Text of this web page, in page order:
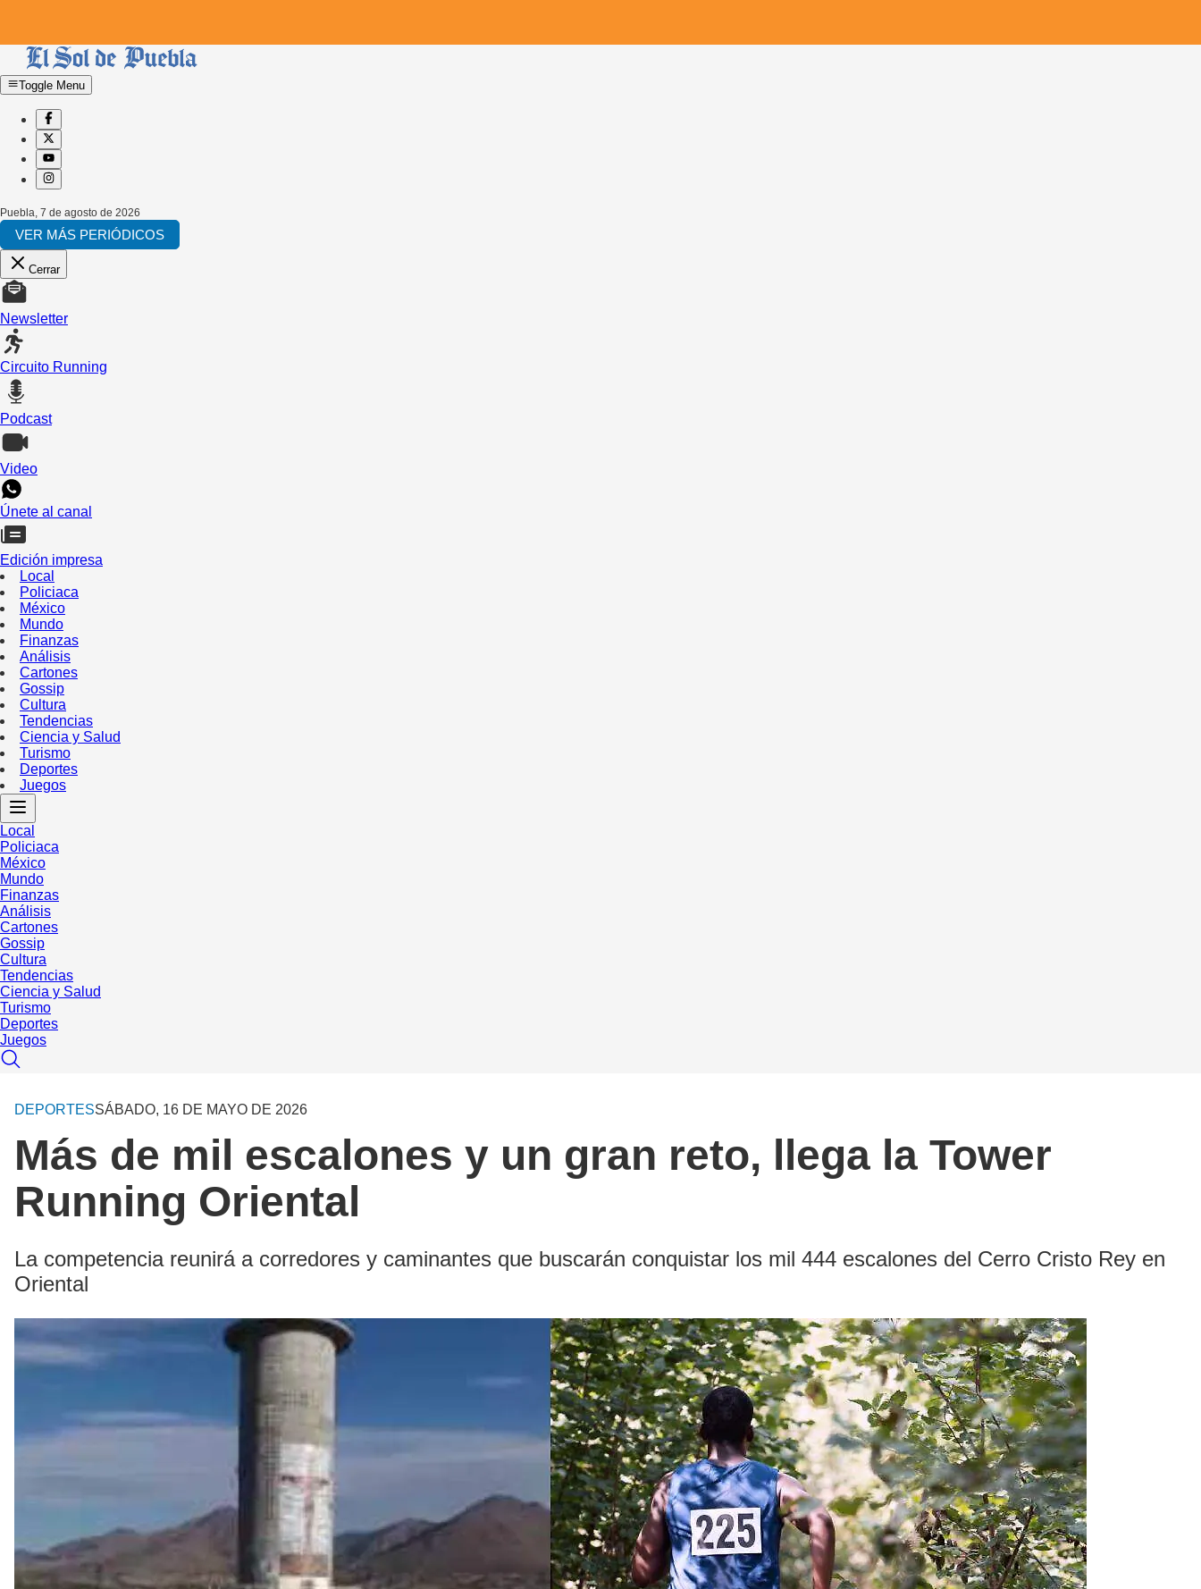
Toggle Menu
Puebla 7 de agosto de 2026
VER MÁS PERIÓDICOS
Cerrar
Newsletter
Circuito Running
Podcast
Video
Únete al canal
Edición impresa
Local
Policiaca
México
Mundo
Finanzas
Análisis
Cartones
Gossip
Cultura
Tendencias
Ciencia y Salud
Turismo
Deportes
Juegos
Local
Policiaca
México
Mundo
Finanzas
Análisis
Cartones
Gossip
Cultura
Tendencias
Ciencia y Salud
Turismo
Deportes
Juegos
DEPORTESSÁBADO, 16 DE MAYO DE 2026
Más de mil escalones y un gran reto, llega la Tower
Running Oriental
La competencia reunirá a corredores y caminantes que buscarán conquistar los mil 444 escalones del Cerro Cristo Rey en
Oriental